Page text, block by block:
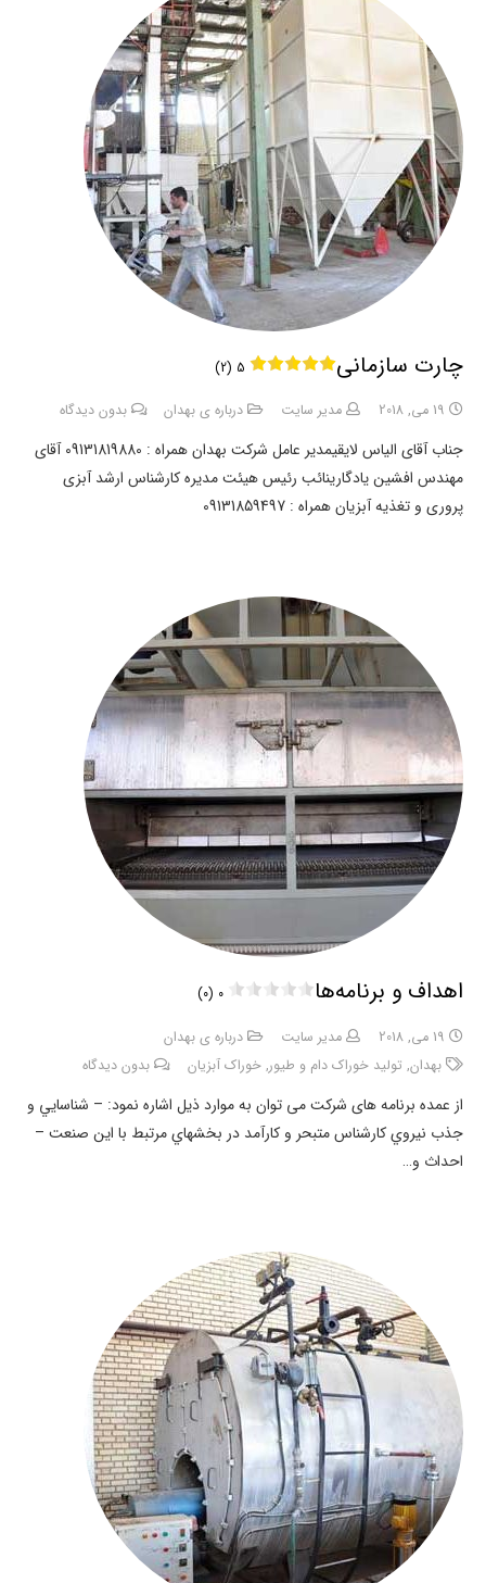
چارت سازمانی 5 (2)
مدیر سایت درباره ی بهدان بدون دیدگاه
جناب آقای الیاس لایقیمدیر عامل شرکت بهدان همراه : 09131819880 آقای
مهندس افشین یادگارینائب رئیس هیئت مدیره کارشناس ارشد آبزی
پروری و تغذیه آبزیان همراه : 09131859497
اهداف و برنامه‌ها 0 (0)
مدیر سایت
درباره ی بهدان
بهدان, تولید خوراک دام و طیور, خوراک آبزیان بدون دیدگاه
از عمده برنامه های شرکت می توان به موارد ذیل اشاره نمود: – شناسايي و
جذب نيروي كارشناس متبحر و كارآمد در بخشهاي مرتبط با اين صنعت –
احداث و…